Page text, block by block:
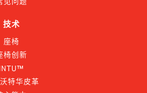
技术
座椅
椅创新
INTU™
特华皮革